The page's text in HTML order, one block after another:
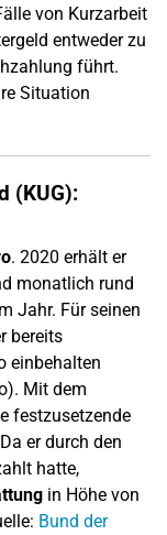
von Kurzarbeit
entweder zu
führt.
Situation
(KUG):
. 2020 erhält er
monatlich rund
Jahr. Für seinen
bereits
einbehalten
Mit dem
festzusetzende
er durch den
hatte,
in Höhe von
Bund der